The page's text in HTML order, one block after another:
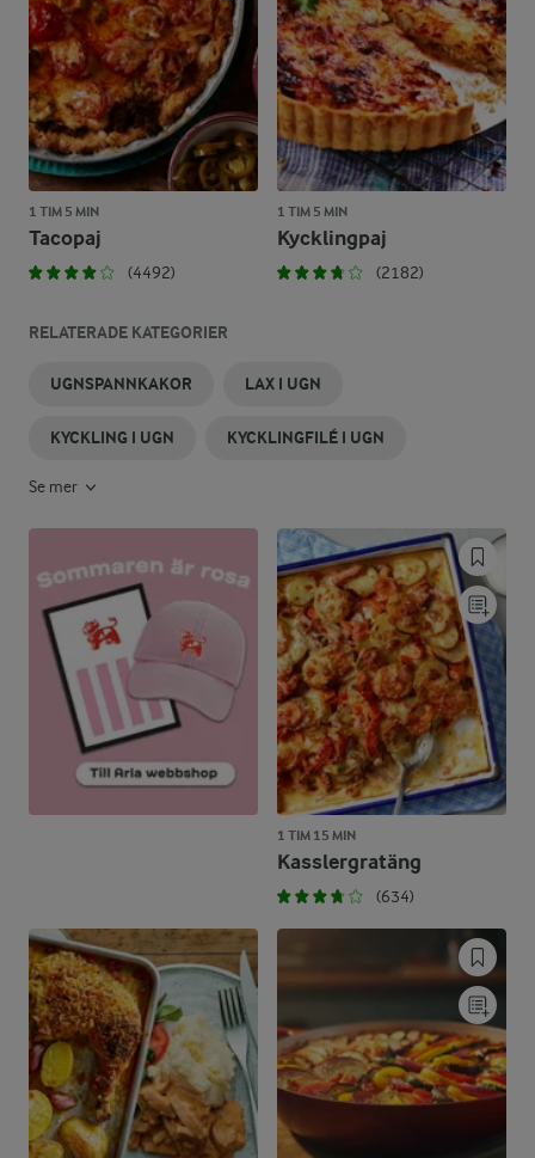
1 TIM 5 MIN
Tacopaj
(4492)
1 TIM 5 MIN
Kycklingpaj
(2182)
RELATERADE KATEGORIER
UGNSPANNKAKOR LAX I UGN
KYCKLING I UGN KYCKLINGFILÉ I UGN
Se mer
1 TIM 15 MIN
Kasslergratäng
(634)